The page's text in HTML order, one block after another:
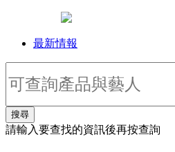
最新情報
搜尋
請輸入要查找的資訊後再按查詢